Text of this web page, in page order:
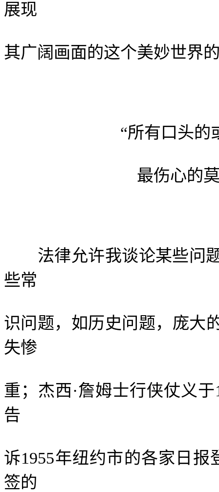
展现
其广阔画面的这个美妙世界
“所有口头的或者
最伤心的莫过于
法律允许我谈论某些问题
些常
识问题，如历史问题，庞大
失惨
重；杰西·詹姆士行侠仗义于
告
诉1955年纽约市的各家日报
签的